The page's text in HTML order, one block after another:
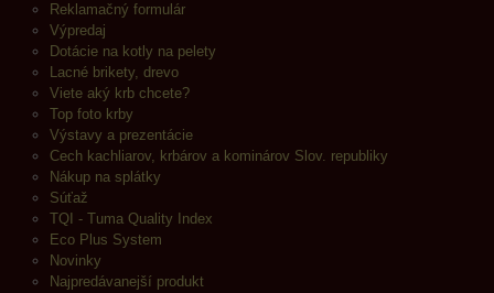
Reklamačný formulár
Výpredaj
Dotácie na kotly na pelety
Lacné brikety, drevo
Viete aký krb chcete?
Top foto krby
Výstavy a prezentácie
Cech kachliarov, krbárov a kominárov Slov. republiky
Nákup na splátky
Súťaž
TQI - Tuma Quality Index
Eco Plus System
Novinky
Najpredávanejší produkt